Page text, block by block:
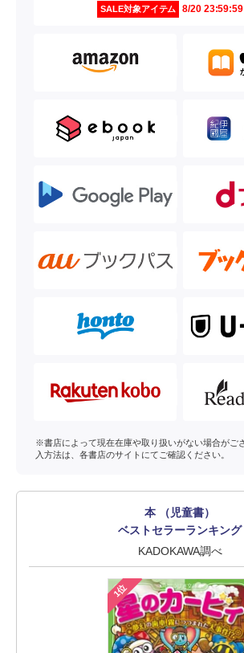
SALE対象アイテム 8/20
※書店によって現在在庫や取り扱いがない場合がご
入方法は、各書店のサイトにてご確認ください。
本 （児童書）
ベストセラーランキング
KADOKAWA調べ
1位